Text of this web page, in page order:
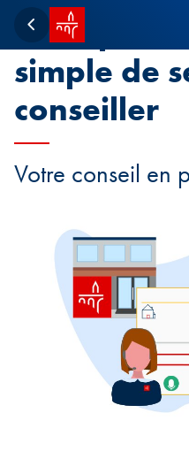
Retour
Accueil SPUERKEESS
Il n’a
simple de
conseiller
Votre conseil en